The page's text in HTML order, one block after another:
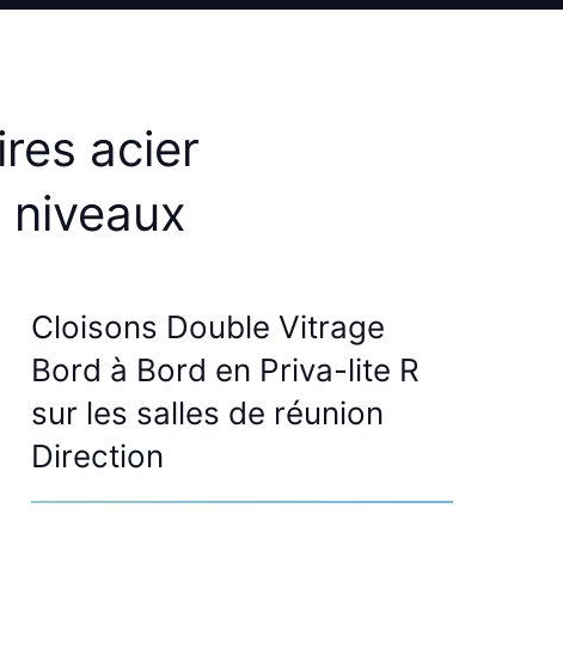
acier
niveaux
Cloisons Double Vitrage
Bord à Bord en Priva-lite R
sur les salles de réunion
Direction